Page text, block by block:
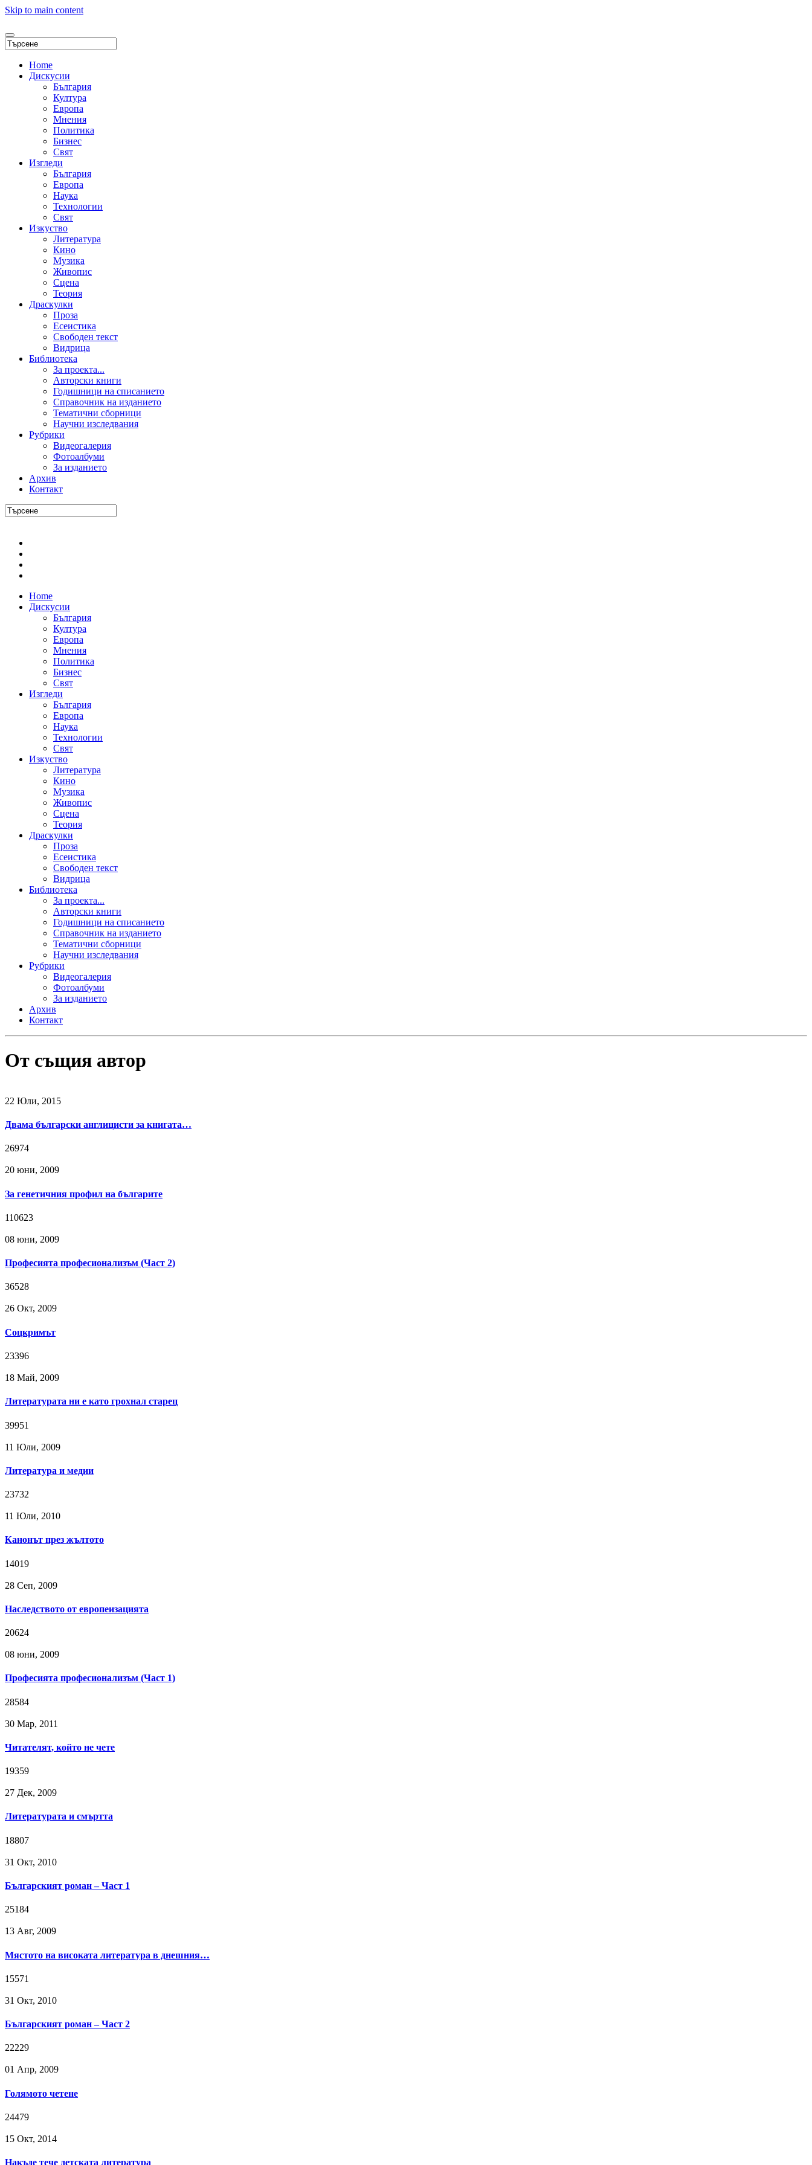
Skip to main content
Home
Дискусии
България
Култура
Европа
Мнения
Политика
Бизнес
Свят
Изгледи
България
Европа
Наука
Технологии
Свят
Изкуство
Литература
Кино
Музика
Живопис
Сцена
Теория
Драскулки
Проза
Есеистика
Свободен текст
Видрица
Библиотека
За проекта...
Авторски книги
Годишници на списанието
Справочник на изданието
Тематични сборници
Научни изследвания
Рубрики
Видеогалерия
Фотоалбуми
За изданието
Архив
Контакт
Home
Дискусии
България
Култура
Европа
Мнения
Политика
Бизнес
Свят
Изгледи
България
Европа
Наука
Технологии
Свят
Изкуство
Литература
Кино
Музика
Живопис
Сцена
Теория
Драскулки
Проза
Есеистика
Свободен текст
Видрица
Библиотека
За проекта...
Авторски книги
Годишници на списанието
Справочник на изданието
Тематични сборници
Научни изследвания
Рубрики
Видеогалерия
Фотоалбуми
За изданието
Архив
Контакт
От същия автор
22 Юли, 2015
Двама български англицисти за книгата…
26974
20 юни, 2009
За генетичния профил на българите
110623
08 юни, 2009
Професията професионализъм (Част 2)
36528
26 Окт, 2009
Соцкримът
23396
18 Май, 2009
Литературата ни е като грохнал старец
39951
11 Юли, 2009
Литература и медии
23732
11 Юли, 2010
Канонът през жълтото
14019
28 Сeп, 2009
Наследството от европеизацията
20624
08 юни, 2009
Професията професионализъм (Част 1)
28584
30 Мар, 2011
Читателят, който не чете
19359
27 Дек, 2009
Литературата и смъртта
18807
31 Окт, 2010
Българският роман – Част 1
25184
13 Авг, 2009
Мястото на високата литература в днешния…
15571
31 Окт, 2010
Българският роман – Част 2
22229
01 Апр, 2009
Голямото четене
24479
15 Окт, 2014
Накъде тече детската литература